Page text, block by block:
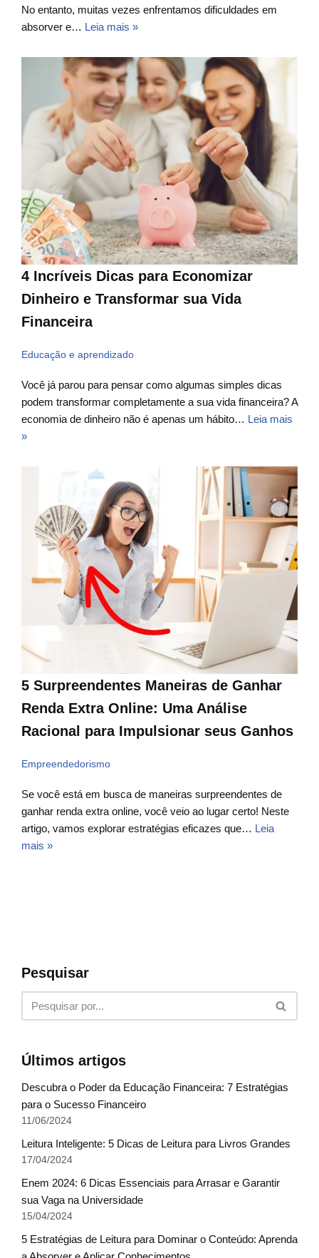
No entanto, muitas vezes enfrentamos dificuldades em
absorver e… Leia mais »
4 Incríveis Dicas para Economizar
Dinheiro e Transformar sua Vida
Financeira
Educação e aprendizado
Você já parou para pensar como algumas simples dicas
podem transformar completamente a sua vida financeira? A
economia de dinheiro não é apenas um hábito… Leia mais
»
5 Surpreendentes Maneiras de Ganhar
Renda Extra Online: Uma Análise
Racional para Impulsionar seus Ganhos
Empreendedorismo
Se você está em busca de maneiras surpreendentes de
ganhar renda extra online, você veio ao lugar certo! Neste
artigo, vamos explorar estratégias eficazes que… Leia
mais »
Pesquisar
Últimos artigos
Descubra o Poder da Educação Financeira: 7 Estratégias
para o Sucesso Financeiro
11/06/2024
Leitura Inteligente: 5 Dicas de Leitura para Livros Grandes
17/04/2024
Enem 2024: 6 Dicas Essenciais para Arrasar e Garantir
sua Vaga na Universidade
15/04/2024
5 Estratégias de Leitura para Dominar o Conteúdo: Aprenda